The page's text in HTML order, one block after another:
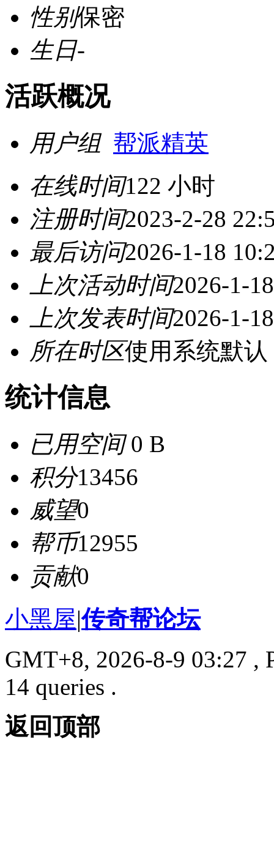
性别保密
生日-
活跃概况
用户组 帮派精英
在线时间122 小时
注册时间2023-2-28
最后访问2026-1-18
上次活动时间2026-1-
上次发表时间2026-1-
所在时区使用系统默认
统计信息
已用空间0 B
积分13456
威望0
帮币12955
贡献0
小黑屋|传奇帮论坛
GMT+8, 2026-8-9 03:27 ,
14 queries .
返回顶部